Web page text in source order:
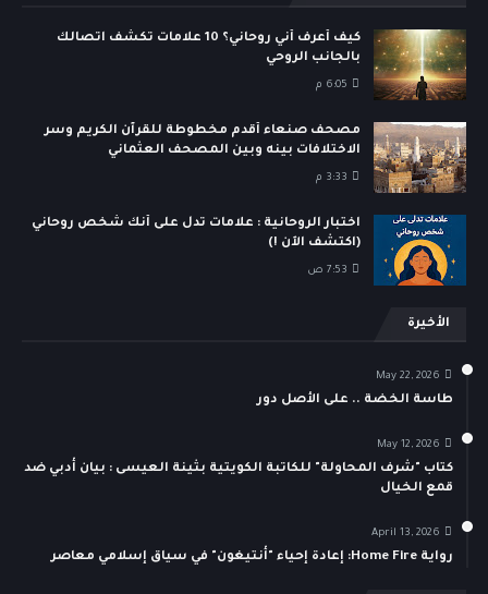
كيف أعرف أني روحاني؟ 10 علامات تكشف اتصالك
بالجانب الروحي
6:05 م
مصحف صنعاء أقدم مخطوطة للقرآن الكريم وسر
الاختلافات بينه وبين المصحف العثماني
3:33 م
اختبار الروحانية : علامات تدل على أنك شخص روحاني
(اكتشف الآن !)
7:53 ص
الأخيرة
May 22, 2026
طاسة الخضة .. على الأصل دور
May 12, 2026
كتاب "شرف المحاولة" للكاتبة الكويتية بثينة العيسى : بيان أدبي ضد
قمع الخيال
April 13, 2026
رواية Home Fire: إعادة إحياء "أنتيغون" في سياق إسلامي معاصر